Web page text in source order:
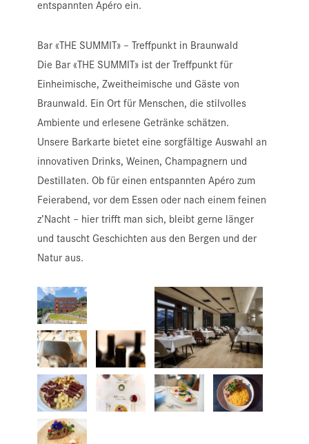
entspannten Apéro ein.
Bar «THE SUMMIT» – Treffpunkt in Braunwald
Die Bar «THE SUMMIT» ist der Treffpunkt für
Einheimische, Zweitheimische und Gäste von
Braunwald. Ein Ort für Menschen, die stilvolles
Ambiente und erlesene Getränke schätzen.
Unsere Barkarte bietet eine sorgfältige Auswahl an
innovativen Drinks, Weinen, Champagnern und
Destillaten. Ob für einen entspannten Apéro zum
Feierabend, vor dem Essen oder nach einem feinen
z’Nacht – hier trifft man sich, bleibt gerne länger
und tauscht Geschichten aus den Bergen und der
Natur aus.